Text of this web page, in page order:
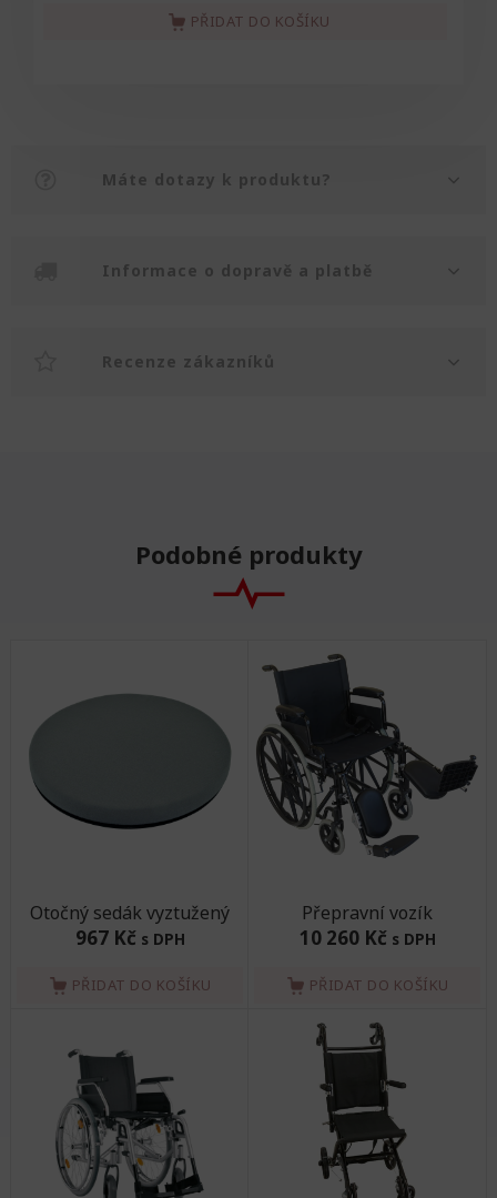
PŘIDAT DO KOŠÍKU
Máte dotazy k produktu?
Informace o dopravě a platbě
Recenze zákazníků
Podobné produkty
Otočný sedák vyztužený
967 Kč s DPH
PŘIDAT DO KOŠÍKU
Přepravní vozík
10 260 Kč s DPH
PŘIDAT DO KOŠÍKU